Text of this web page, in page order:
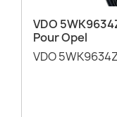
VDO
Pour Opel
VDO